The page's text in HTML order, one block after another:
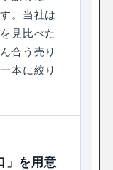
。当社は
を見比べた
合う売り
本に絞り
」を用意